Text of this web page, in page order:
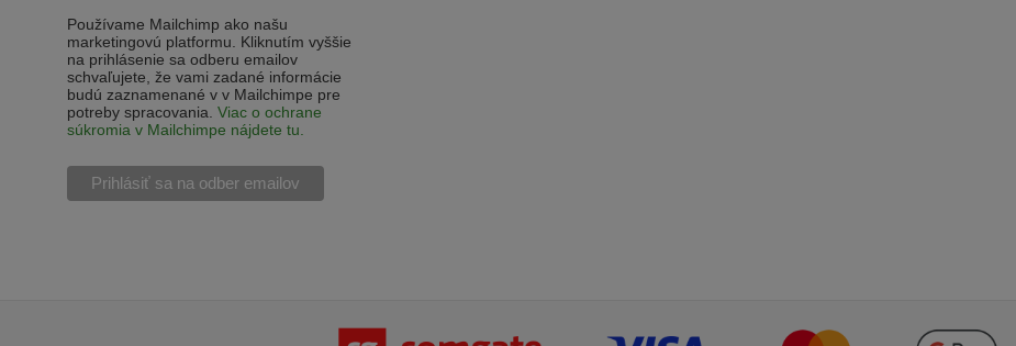
Používame Mailchimp ako našu
marketingovú platformu. Kliknutím vyššie
na prihlásenie sa odberu emailov
schvaľujete, že vami zadané informácie
budú zaznamenané v v Mailchimpe pre
potreby spracovania. Viac o ochrane
súkromia v Mailchimpe nájdete tu.